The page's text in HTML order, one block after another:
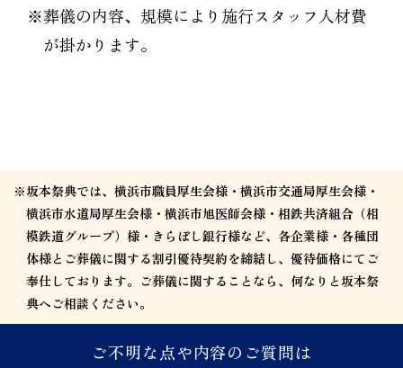
※葬儀の内容、規模により施行スタッフ人材費
が掛かります。
※坂本祭典では、横浜市職員厚生会様・横浜市交通局厚生会様・
横浜市水道局厚生会様・横浜市旭医師会様・相鉄共済組合（相
模鉄道グループ）様・きらぼし銀行様など、各企業様・各種団
体様とご葬儀に関する割引優待契約を締結し、優待価格にてご
奉仕しております。ご葬儀に関することなら、何なりと坂本祭
典へご相談ください。
ご不明な点や内容のご質問は